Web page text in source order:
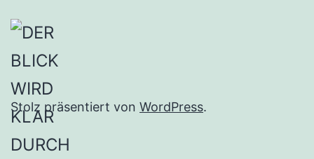
Stolz präsentiert von WordPress.